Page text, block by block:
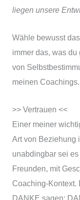
liegen unsere
Wähle bewusst
immer das, was
von
meinen Coachings.
>> Vertrauen <<
Einer meiner
Art von Beziehung
unabdingbar sei
Freunden, mit
Coaching-Kontext.
DANKE sagen: